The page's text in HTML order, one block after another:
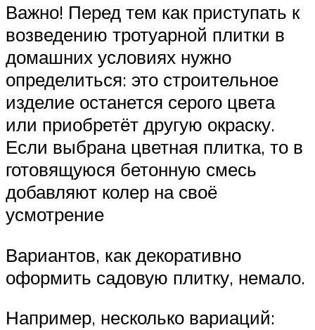
Важно! Перед тем как приступать к
возведению тротуарной плитки в
домашних условиях нужно
определиться: это строительное
изделие останется серого цвета
или приобретёт другую окраску.
Если выбрана цветная плитка, то в
готовящуюся бетонную смесь
добавляют колер на своё
усмотрение
Вариантов, как декоративно
оформить садовую плитку, немало.
Например, несколько вариаций: